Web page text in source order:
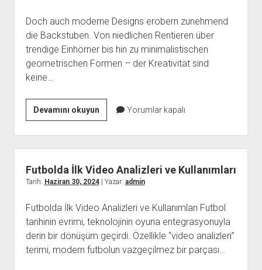
Feiertage
Doch auch moderne Designs erobern zunehmend
die Backstuben. Von niedlichen Rentieren über
trendige Einhörner bis hin zu minimalistischen
geometrischen Formen – der Kreativität sind
keine…
Devamını okuyunAusstechformen
für
Weihnachten
Klassische
und
moderne
Yorumlar kapalı
Futbolda İlk Video Analizleri ve Kullanımları
Tarih: Haziran 30, 2024| Yazar: admin
Futbolda İlk Video Analizleri ve Kullanımları Futbol
tarihinin evrimi, teknolojinin oyuna entegrasyonuyla
derin bir dönüşüm geçirdi. Özellikle “video analizleri”
terimi, modern futbolun vazgeçilmez bir parçası…